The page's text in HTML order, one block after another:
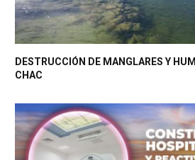
DESTRUCCIÓN DE MANGLARES Y
CHAC